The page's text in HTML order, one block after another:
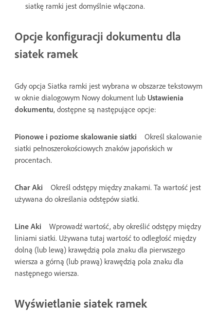
siatkę ramki jest domyślnie włączona.
Opcje konfiguracji dokumentu dla
siatek ramek
Gdy opcja Siatka ramki jest wybrana w obszarze tekstowym
w oknie dialogowym Nowy dokument lub Ustawienia
dokumentu, dostępne są następujące opcje:
Pionowe i poziome skalowanie siatki
Określ skalowanie
siatki pełnoszerokościowych znaków japońskich w
procentach.
Char Aki
Określ odstępy między znakami. Ta wartość jest
używana do określania odstępów siatki.
Line Aki
Wprowadź wartość, aby określić odstępy między
liniami siatki. Używana tutaj wartość to odległość między
dolną (lub lewą) krawędzią pola znaku dla pierwszego
wiersza a górną (lub prawą) krawędzią pola znaku dla
następnego wiersza.
Wyświetlanie siatek ramek